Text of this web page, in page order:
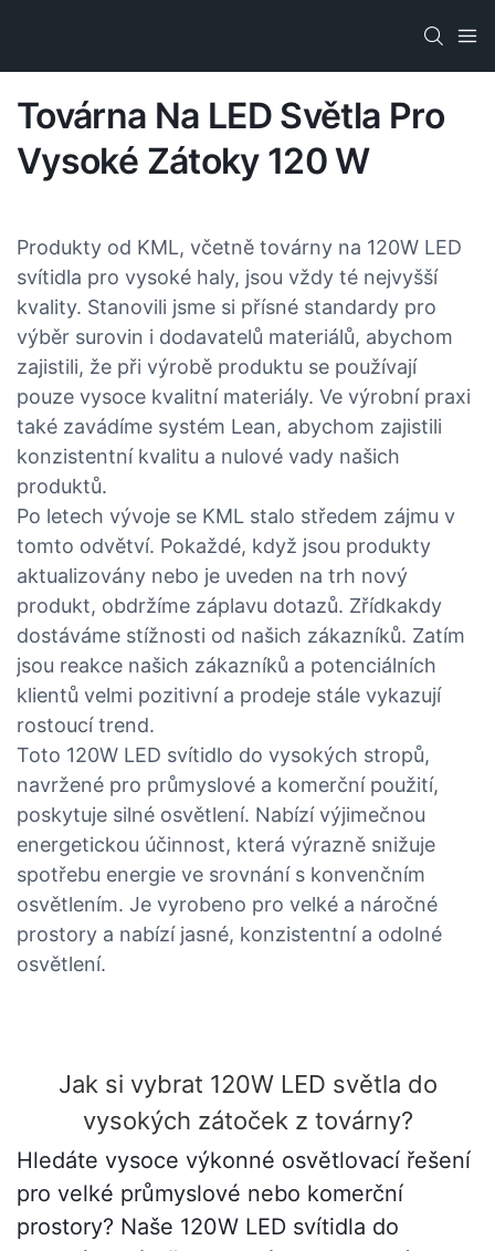
Továrna Na LED Světla Pro
Vysoké Zátoky 120 W
Produkty od KML, včetně továrny na 120W LED
svítidla pro vysoké haly, jsou vždy té nejvyšší
kvality. Stanovili jsme si přísné standardy pro
výběr surovin i dodavatelů materiálů, abychom
zajistili, že při výrobě produktu se používají
pouze vysoce kvalitní materiály. Ve výrobní praxi
také zavádíme systém Lean, abychom zajistili
konzistentní kvalitu a nulové vady našich
produktů.
Po letech vývoje se KML stalo středem zájmu v
tomto odvětví. Pokaždé, když jsou produkty
aktualizovány nebo je uveden na trh nový
produkt, obdržíme záplavu dotazů. Zřídkakdy
dostáváme stížnosti od našich zákazníků. Zatím
jsou reakce našich zákazníků a potenciálních
klientů velmi pozitivní a prodeje stále vykazují
rostoucí trend.
Toto 120W LED svítidlo do vysokých stropů,
navržené pro průmyslové a komerční použití,
poskytuje silné osvětlení. Nabízí výjimečnou
energetickou účinnost, která výrazně snižuje
spotřebu energie ve srovnání s konvenčním
osvětlením. Je vyrobeno pro velké a náročné
prostory a nabízí jasné, konzistentní a odolné
osvětlení.
Jak si vybrat 120W LED světla do
vysokých zátoček z továrny?
Hledáte vysoce výkonné osvětlovací řešení
pro velké průmyslové nebo komerční
prostory? Naše 120W LED svítidla do